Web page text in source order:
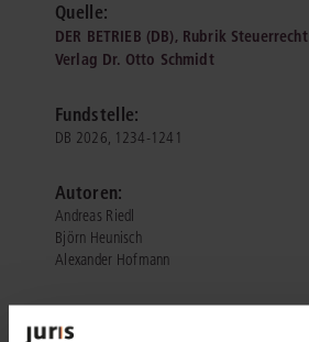
Quelle:
DER BETRIEB (DB), Rubrik Steuerrecht
Verlag Dr. Otto Schmidt
Fundstelle:
DB 2026, 1234-1241
Autoren:
Andreas Riedl
Björn Heunisch
Alexander Hofmann